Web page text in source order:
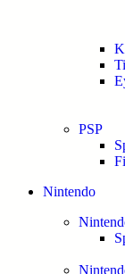
PSP
Nintendo